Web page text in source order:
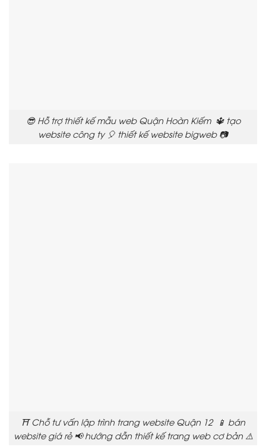
😎 Hỗ trợ thiết kế mẫu web Quận Hoàn Kiếm 🔱 tạo
website công ty 🎈 thiết kế website bigweb 📷
⛩️ Chỗ tư vấn lập trình trang website Quận 12 📱 bán
website giá rẻ 📢 hướng dẫn thiết kế trang web cơ bản ⚠️